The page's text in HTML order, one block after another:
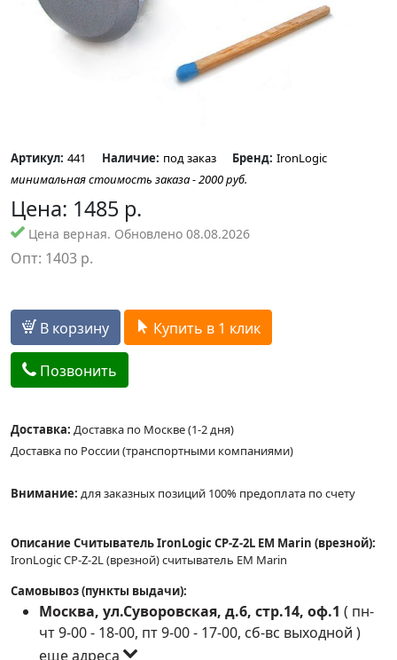
Артикул: 441 Наличие: под заказ Бренд: IronLogic
минимальная стоимость заказа - 2000 руб.
Цена: 1485 р.
Цена верная. Обновлено 08.08.2026
Опт: 1403 р.
В корзину Купить в 1 клик
Позвонить
Доставка: Доставка по Москве (1-2 дня)
Доставка по России (транспортными компаниями)
Внимание: для заказных позиций 100% предоплата по счету
Описание Считыватель IronLogic CP-Z-2L EM Marin (врезной):
IronLogic CP-Z-2L (врезной) считыватель EM Marin
Самовывоз (пункты выдачи):
Москва, ул.Суворовская, д.6, стр.14, оф.1 ( пн-
чт 9-00 - 18-00, пт 9-00 - 17-00, сб-вс выходной )
еще адреса